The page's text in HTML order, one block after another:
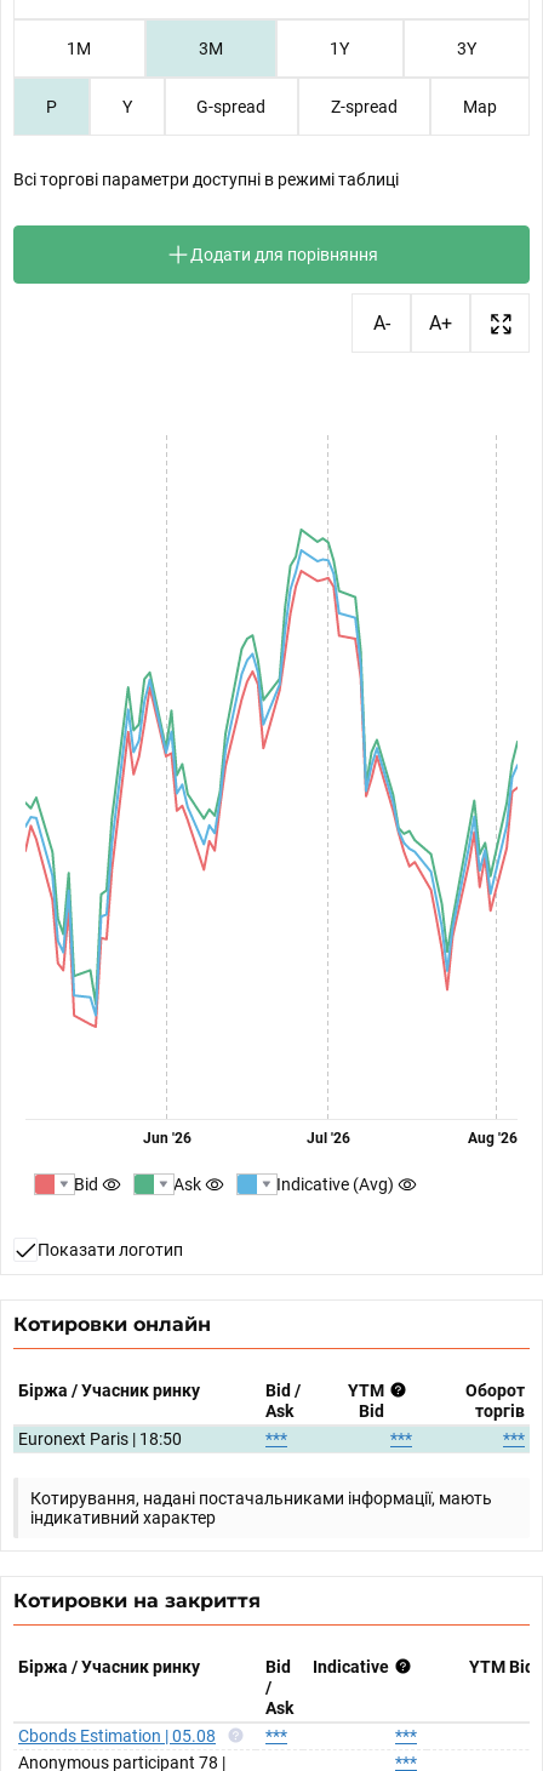
1М 3М 1Y 3Y
P Y G-spread Z-spread Map
Всі торгові параметри доступні в режимі таблиці
Додати для порівняння
A- A+
Jun '26 Jul '26 Aug '26
Bid Ask Indicative (Avg)
Показати логотип
Котировки онлайн
Біржа / Учасник ринку
Bid /
Ask
YTM
Bid
Оборот
торгів
Euronext Paris | 18:50
*** *** ***
Котирування, надані постачальниками інформації, мають
індикативний характер
Котировки на закриття
Біржа / Учасник ринку
Bid
/
Ask
Indicative YTM Bid
Cbonds Estimation | 05.08 *** ***
Anonymous participant 78 |
***